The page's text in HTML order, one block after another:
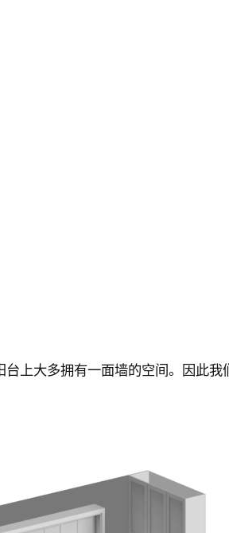
上大多拥有一面墙的空间。因此我